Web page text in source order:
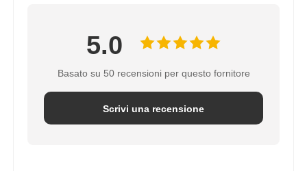
5.0
Basato su 50 recensioni per questo fornitore
Scrivi una recensione